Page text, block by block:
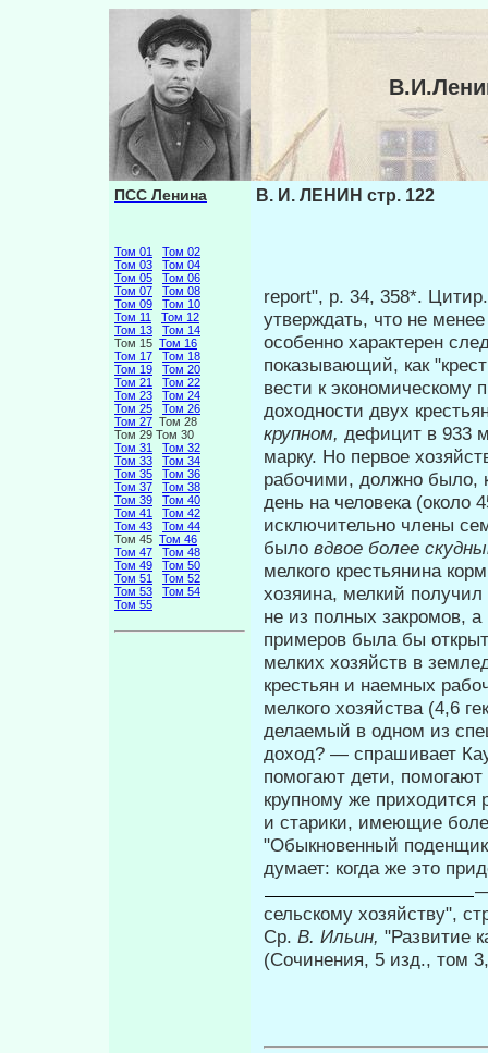
ПСС Ленина
Том 01
Том 02
Том 03
Том 04
Том 05
Том 06
Том 07
Том 08
Том 09
Том 10
Том 11
Том 12
Том 13
Том 14
Том 15 Том 16
Том 17
Том 18
Том 19
Том 20
Том 21
Том 22
Том 23
Том 24
Том 25
Том 26
Том 27 Том 28
Том 29 Том 30
Том 31
Том 32
Том 33
Том 34
Том 35
Том 36
Том 37
Том 38
Том 39
Том 40
Том 41
Том 42
Том 43
Том 44
Том 45 Том 46
Том 47
Том 48
Том 49
Том 50
Том 51
Том 52
Том 53
Том 54
Том 55
В. И. ЛЕНИН стр. 122
report", р. 34, 358*.
утверждать, что не
особенно характерен
показывающий, как
вести к экономическому
доходности двух
крупном, дефицит в 933
марку. Но первое
рабочими, должно бы­ло,
день на человека (около
исключительно члены
было вдвое более
мелкого крестьянина
хозяина, мелкий
не из полных закромов,
примеров была бы
мелких хо­зяйств в
крестьян и наемных
мелкого хозяйства (4,6
делаемый в одном из
доход? — спрашивает
помогают дети, помогают
крупному же приходится
и стари­ки, имеющие
"Обыкновенный
думает: когда же это
сельскому хозяйству",
Ср. В. Ильин, "Развитие
(Сочинения, 5 изд., том